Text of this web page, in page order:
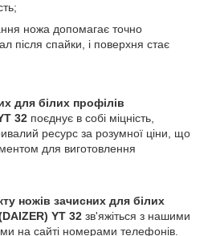
ножа допомагає точно
після спайки, і поверхня стає
для білих профілів
32 поєднує в собі міцність,
ресурс за розумної ціни, що
для виготовлення
ножів зачисних для білих
YT 32 зв'яжіться з нашими
на сайті номерами телефонів.